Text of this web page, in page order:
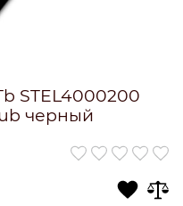
STEL4000200
черный